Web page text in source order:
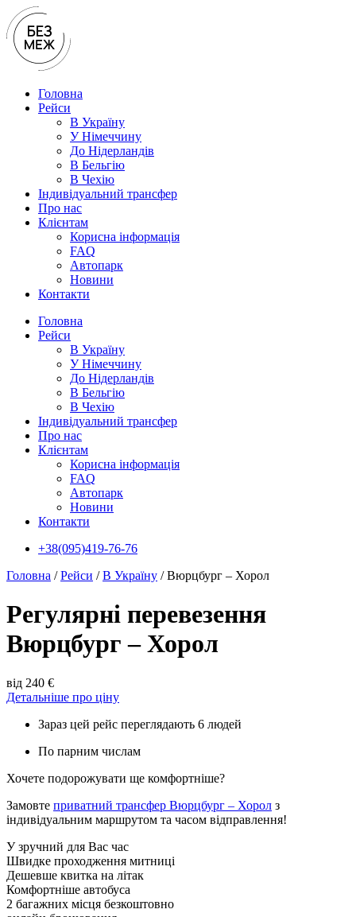
Перейти
до
вмісту
Головна
Рейси
В Україну
У Нiмеччину
До Нідерландів
В Бельгію
В Чехiю
Індивідуальний трансфер
Про нас
Клієнтам
Корисна інформація
FAQ
Автопарк
Новини
Контакти
Головна
Рейси
В Україну
У Нiмеччину
До Нідерландів
В Бельгію
В Чехiю
Індивідуальний трансфер
Про нас
Клієнтам
Корисна інформація
FAQ
Автопарк
Новини
Контакти
+38(095)419-76-76
Головна /Рейси /В Україну /Вюрцбург – Хорол
Регулярні перевезення
Вюрцбург – Хорол
від 240 €
Детальніше про ціну
Зараз цей рейс переглядають 6 людей
По парним числам
Хочете подорожувати ще комфортніше?
Замовте приватний трансфер Вюрцбург – Хорол з
індивідуальним маршрутом та часом відправлення!
У зручний для Вас час
Швидке проходження митниці
Дешевше квитка на літак
Комфортніше автобуса
2 багажних місця безкоштовно